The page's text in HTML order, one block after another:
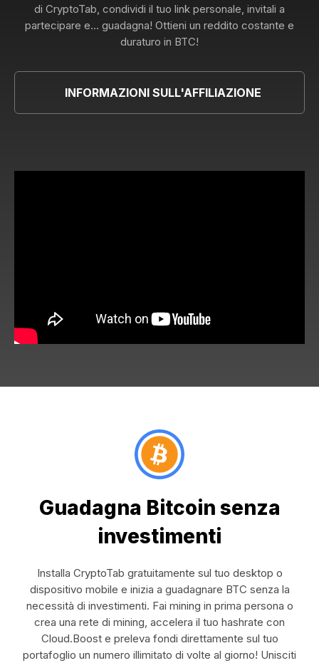
di CryptoTab, condividi il tuo link personale, invitali a
partecipare e... guadagna! Ottieni un reddito costante e
duraturo in BTC!
INFORMAZIONI SULL'AFFILIAZIONE
Guadagna Bitcoin senza
investimenti
Installa CryptoTab gratuitamente sul tuo desktop o
dispositivo mobile e inizia a guadagnare BTC senza la
necessità di investimenti. Fai mining in prima persona o
crea una rete di mining, accelera il tuo hashrate con
Cloud.Boost e preleva fondi direttamente sul tuo
portafoglio un numero illimitato di volte al giorno! Unisciti